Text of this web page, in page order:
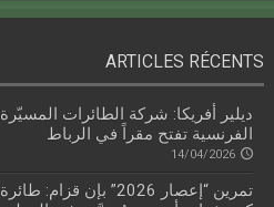
ARTICLES RÉCENTS
ديلير أفريكا: شركة الطائرات المسيّرة
الفرنسية تفتح مقراً في الرباط
14/04/2026
تمرين “إعصار 2026” بإن قزام: طائرة